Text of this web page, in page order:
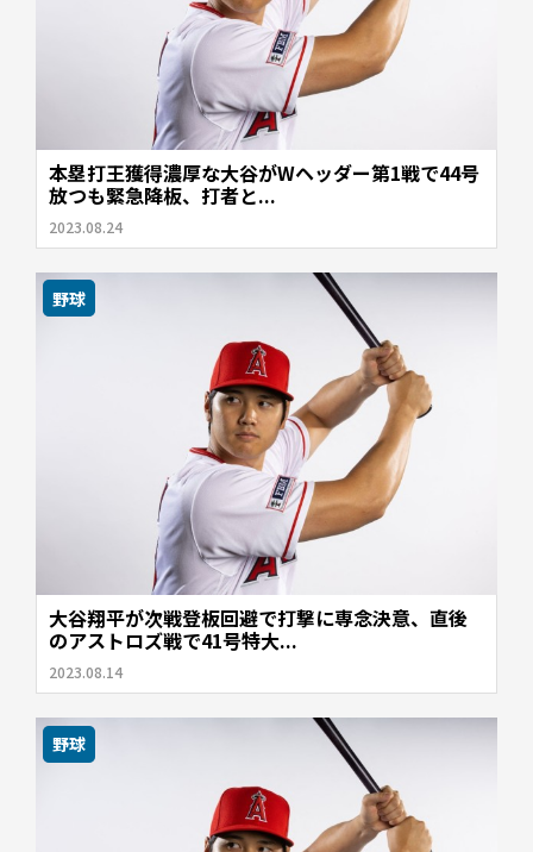
本塁打王獲得濃厚な大谷がWヘッダー第1戦で44号
放つも緊急降板、打者と...
2023.08.24
野球
大谷翔平が次戦登板回避で打撃に専念決意、直後
のアストロズ戦で41号特大...
2023.08.14
野球